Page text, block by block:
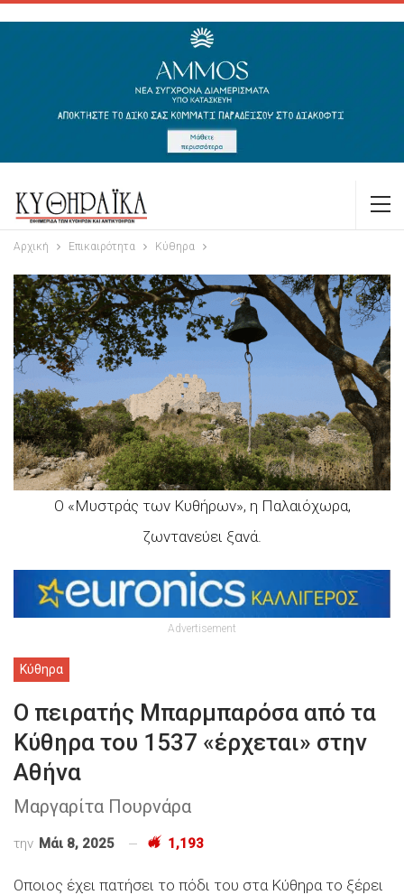
Αρχική Επικαιρότητα Κύθηρα
Ο «Μυστράς των Κυθήρων», η Παλαιόχωρα,
ζωντανεύει ξανά.
Advertisement
Κύθηρα
Ο πειρατής Μπαρμπαρόσα από τα
Κύθηρα του 1537 «έρχεται» στην
Αθήνα
Μαργαρίτα Πουρνάρα
την Μάι 8, 2025 1,193
Οποιος έχει πατήσει το πόδι του στα Κύθηρα το ξέρει